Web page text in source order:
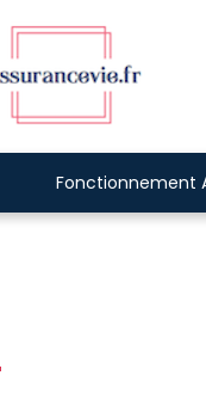
Fonctionnement